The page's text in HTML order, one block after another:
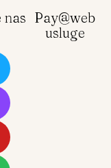
nas Pay@web
usluge